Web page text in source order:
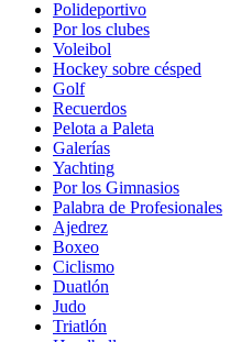
Polideportivo
Por los clubes
Voleibol
Hockey sobre césped
Golf
Recuerdos
Pelota a Paleta
Galerías
Yachting
Por los Gimnasios
Palabra de Profesionales
Ajedrez
Boxeo
Ciclismo
Duatlón
Judo
Triatlón